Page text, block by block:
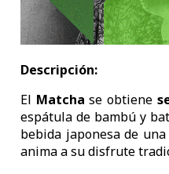
Descripción:
El Matcha se obtiene
espátula de bambú y
bebida japonesa de
anima a su disfrute